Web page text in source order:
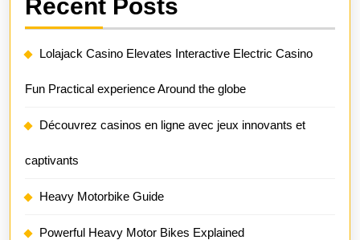
Recent Posts
Lolajack Casino Elevates Interactive Electric Casino
Fun Practical experience Around the globe
Découvrez casinos en ligne avec jeux innovants et
captivants
Heavy Motorbike Guide
Powerful Heavy Motor Bikes Explained